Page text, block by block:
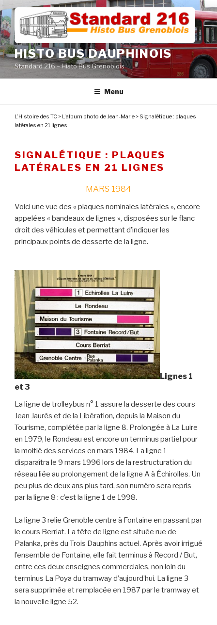
Aller
au
contenu
principal
HISTO BUS DAUPHINOIS
Standard 216 – Histo Bus Grenoblois
Menu
L’Histoire des TC> L’album photo de Jean-Marie> Signalétique : plaques
latérales en 21 lignes
SIGNALÉTIQUE : PLAQUES
LATÉRALES EN 21 LIGNES
MARS 1984
Voici une vue des « plaques nominales latérales », encore
appelées « bandeaux de lignes », disposées sur le flanc
droit des véhicules et permettant d’indiquer les
principaux points de desserte de la ligne.
Lignes 1
et 3
La ligne de trolleybus n° 1 assure la desserte des cours
Jean Jaurès et de la Libération, depuis la Maison du
Tourisme, complétée par la ligne 8. Prolongée à La Luire
en 1979, le Rondeau est encore un terminus partiel pour
la moitié des services en mars 1984. La ligne 1
disparaîtra le 9 mars 1996 lors de la restructuration du
réseau liée au prolongement de la ligne A à Échirolles. Un
peu plus de deux ans plus tard, son numéro sera repris
par la ligne 8 : c’est la ligne 1 de 1998.
La ligne 3 relie Grenoble centre à Fontaine en passant par
le cours Berriat. La tête de ligne est située rue de
Palanka, près du Trois Dauphins actuel. Après avoir irrigué
l’ensemble de Fontaine, elle fait terminus à Record / But,
entre ces deux enseignes commerciales, non loin du
terminus La Poya du tramway d’aujourd’hui. La ligne 3
sera supprimée et remplacée en 1987 par le tramway et
la nouvelle ligne 52.